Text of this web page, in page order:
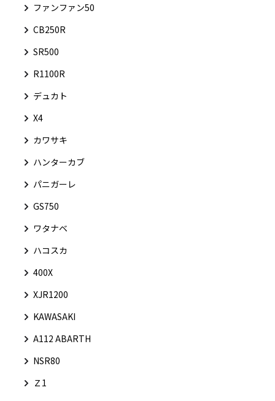
ファンファン50
CB250R
SR500
R1100R
デュカト
X4
カワサキ
ハンターカブ
パニガーレ
GS750
ワタナベ
ハコスカ
400X
XJR1200
KAWASAKI
A112 ABARTH
NSR80
Ｚ1